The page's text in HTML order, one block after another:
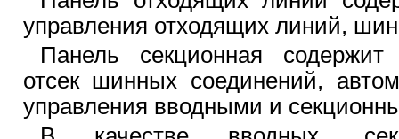
управления отходящих линий,
Панель секционная
отсек шинных соединений,
управления вводными и